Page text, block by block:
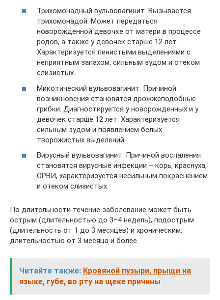
Трихомонадный вульвовагинит. Вызывается
трихомонадой. Может передаться
новорожденной девочке от матери в процессе
родов, а также у девочек старше 12 лет.
Характеризуется пенистыми выделениями с
неприятным запахом, сильным зудом и отеком
слизистых.
Микотический вульвовагинит. Причиной
возникновения становятся дрожжеподобные
грибки. Диагностируется у новорожденных и у
девочек старше 12 лет. Характеризуется
сильным зудом и появлением белых
творожистых выделений.
Вирусный вульвовагинит. Причиной воспаления
становятся вирусные инфекции – корь, краснуха,
ОРВИ, характеризуется несильным покраснением
и отеком слизистых.
По длительности течение заболевание может быть
острым (длительностью до 3–4 недель), подострым
(длительность от 1 до 3 месяцев) и хроническим,
длительностью от 3 месяца и более.
Читайте также: Кровяной пузыри, прыщи на
языке, губе, во рту на щеке причины